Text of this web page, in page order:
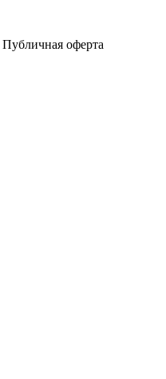
Публичная оферта